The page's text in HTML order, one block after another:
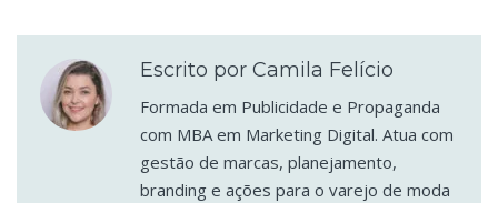
Escrito por Camila Felício
Formada em Publicidade e Propaganda
com MBA em Marketing Digital. Atua com
gestão de marcas, planejamento,
branding e ações para o varejo de moda